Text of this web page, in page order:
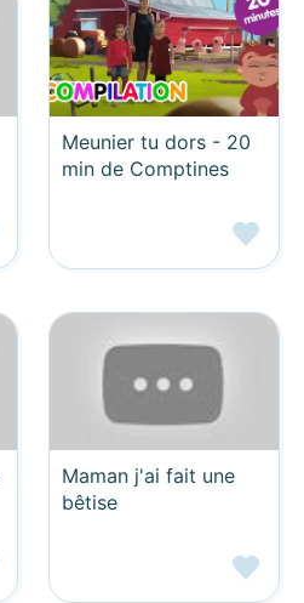
Meunier tu dors - 20
min de Comptines
Maman j'ai fait une
bêtise